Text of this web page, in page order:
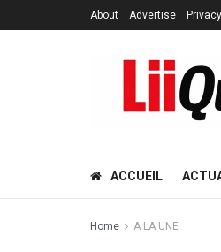
About Advertise
ACCUEIL
Home A LA UNE